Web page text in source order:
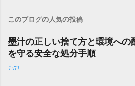
このブログの人気の投稿
墨汁の正しい捨て方と環境への
を守る安全な処分手順
1:51